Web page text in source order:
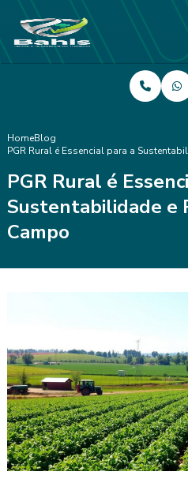
HomeBlog
PGR Rural é Essencial para a
PGR Rural é
Sustentabilidade e
Campo